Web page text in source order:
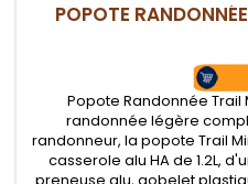
POPOTE
Popote Randonnée Trail
randonnée légère
randonneur, la popote Trail
casserole alu HA de 1.2L,